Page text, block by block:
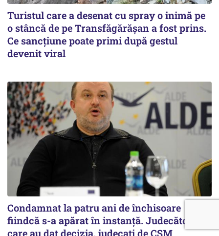
Turistul care a desenat cu spray o inimă pe
o stâncă de pe Transfăgărășan a fost prins.
Ce sancțiune poate primi după gestul
devenit viral
Condamnat la patru ani de închisoare
fiindcă s-a apărat în instanță. Judecătorii
care au dat decizia, judecați de CSM